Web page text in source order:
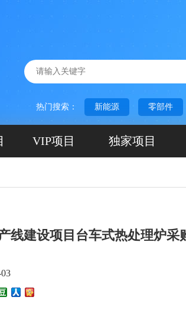
热门搜索： 新能源 零部件
VIP项目 独家项目
线建设项目台车式热处理炉采